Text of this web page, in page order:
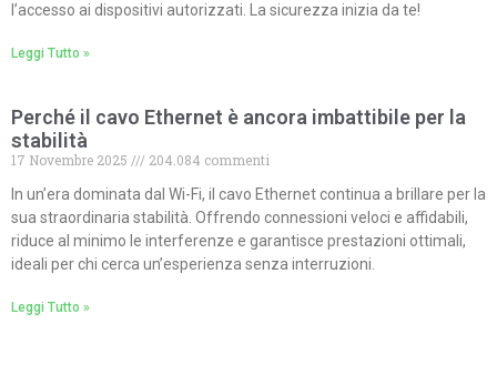
l’accesso ai dispositivi autorizzati. La sicurezza inizia da te!
Leggi Tutto »
Perché il cavo Ethernet è ancora imbattibile per la
stabilità
17 Novembre 2025
204.084 commenti
In un’era dominata dal Wi-Fi, il cavo Ethernet continua a brillare per la
sua straordinaria stabilità. Offrendo connessioni veloci e affidabili,
riduce al minimo le interferenze e garantisce prestazioni ottimali,
ideali per chi cerca un’esperienza senza interruzioni.
Leggi Tutto »